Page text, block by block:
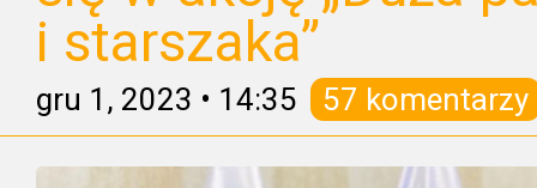
i starszaka”
gru 1, 2023 • 14:35 57 komentarzy